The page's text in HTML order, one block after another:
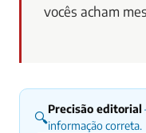
vocês acham
🔍Precisão editorial
informação correta.